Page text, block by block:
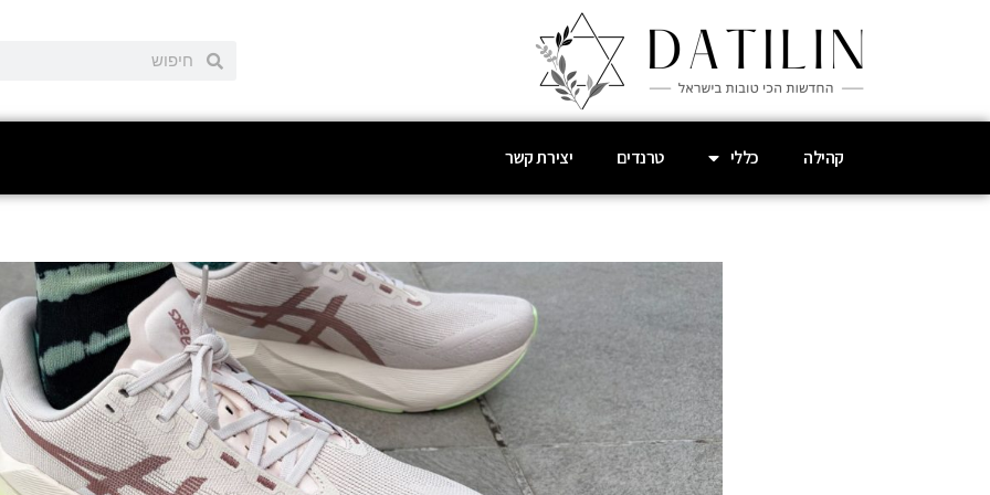
קהילה כללי טרנדים יצירת קשר